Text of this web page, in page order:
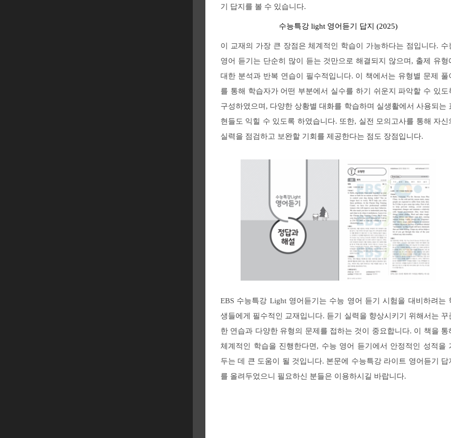
기 답지를 볼 수 있습니다.
수능특강 light 영어듣기 답지 (2025)
이 교재의 가장 큰 장점은 체계적인 학습이 가능하다는 점입니다. 수
영어 듣기는 단순히 많이 듣는 것만으로 해결되지 않으며, 출제 유형
대한 분석과 반복 연습이 필수적입니다. 이 책에서는 유형별 문제 풀
를 통해 학습자가 어떤 부분에서 실수를 하기 쉬운지 파악할 수 있도
구성하였으며, 다양한 상황별 대화를 학습하며 실생활에서 사용되는
현들도 익힐 수 있도록 하였습니다. 또한, 실전 모의고사를 통해 자신
실력을 점검하고 보완할 기회를 제공한다는 점도 장점입니다.
EBS 수능특강 Light 영어듣기는 수능 영어 듣기 시험을 대비하려는
생들에게 필수적인 교재입니다. 듣기 실력을 향상시키기 위해서는 꾸
한 연습과 다양한 유형의 문제를 접하는 것이 중요합니다. 이 책을 통
체계적인 학습을 진행한다면, 수능 영어 듣기에서 안정적인 성적을
두는 데 큰 도움이 될 것입니다. 본문에 수능특강 라이트 영어듣기 답
를 올려두었으니 필요하신 분들은 이용하시길 바랍니다.